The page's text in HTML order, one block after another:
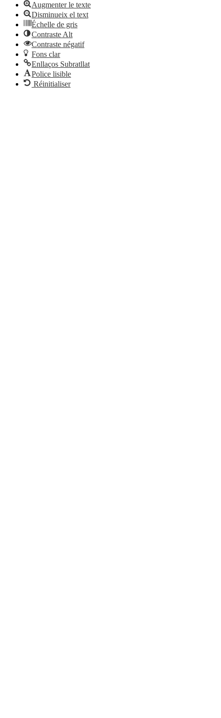
Augmenter le texte
Disminueix el text
Échelle de gris
Contraste Alt
Contraste négatif
Fons clar
Enllaços Subratllat
Police lisible
Réinitialiser